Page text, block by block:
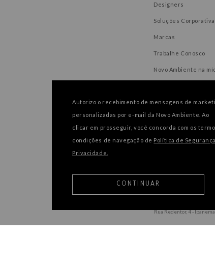
Designers
Soluções
Marcas
Trabalhe Conosco
Novo Ambiente na
FORMAS DE PAGAMENTO
Rua Redentor, 4 -
Autorizo o recebimento de mensagens de
personalizadas por e-mail da Novo Ambiente. Ao
clicar em prosseguir, você concorda com os
condições de navegação de Política de
Privacidade.
CONTINUAR